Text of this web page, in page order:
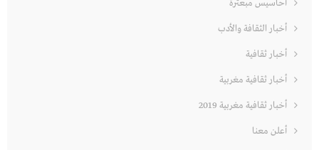
أحاسيس مبعثرة
أخبار الثقافة والأدب
أخبار ثقافية
أخبار ثقافية مغربية
أخبار ثقافية مغربية 2019
أعلن معنا